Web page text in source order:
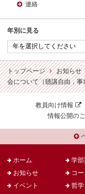
連絡
年別に見る
トップページ お知らせ
会について（聴講自由，
教員向け情報
情報公開の
ホーム
お知らせ
イベント
学部
コ
哲学